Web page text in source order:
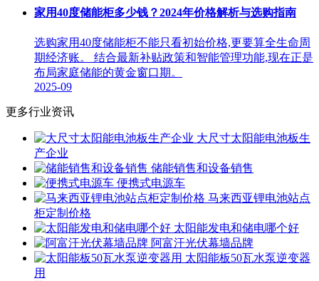
家用40度储能柜多少钱？2024年价格解析与选购指南
选购家用40度储能柜不能只看初始价格,更要算全生命周
期经济账。 结合最新补贴政策和智能管理功能,现在正是
布局家庭储能的黄金窗口期。
2025-09
更多行业资讯
大尺寸太阳能电池板生
产企业
储能销售和设备销售
便携式电源车
马来西亚锂电池站点
柜定制价格
太阳能发电和储电哪个好
阿富汗光伏幕墙品牌
太阳能板50瓦水泵逆变器
用